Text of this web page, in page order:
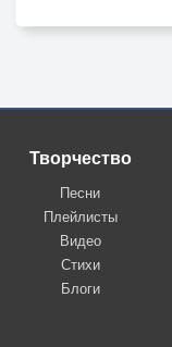
Творчество
Песни
Плейлисты
Видео
Стихи
Блоги